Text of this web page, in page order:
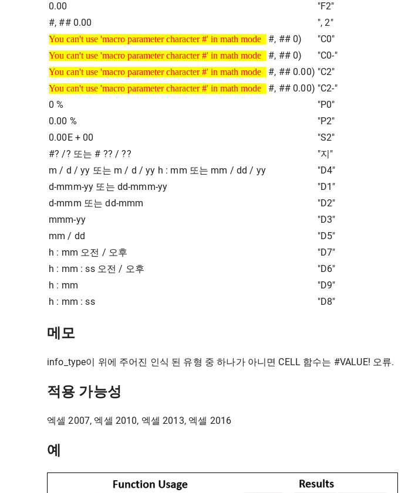
0.00
"F2"
#, ## 0.00
", 2"
You can't use 'macro parameter character #' in math mode
You can't use 'macro parameter character #' in math mode
#, ## 0) "C0"
You can't use 'macro parameter character #' in math mode
You can't use 'macro parameter character #' in math mode
#, ## 0) "C0-"
You can't use 'macro parameter character #' in math mode
You can't use 'macro parameter character #' in math mode
#, ## 0.00) "C2"
You can't use 'macro parameter character #' in math mode
You can't use 'macro parameter character #' in math mode
#, ## 0.00) "C2-"
0 %
"P0"
0.00 %
"P2"
0.00E + 00
"S2"
#? /? 또는 # ?? / ??
"지"
m / d / yy 또는 m / d / yy h : mm 또는 mm / dd / yy
"D4"
d-mmm-yy 또는 dd-mmm-yy
"D1"
d-mmm 또는 dd-mmm
"D2"
mmm-yy
"D3"
mm / dd
"D5"
h : mm 오전 / 오후
"D7"
h : mm : ss 오전 / 오후
"D6"
h : mm
"D9"
h : mm : ss
"D8"
메모
info_type이 위에 주어진 인식 된 유형 중 하나가 아니면 CELL 함수는 #VALUE! 오류.
적용 가능성
엑셀 2007, 엑셀 2010, 엑셀 2013, 엑셀 2016
예